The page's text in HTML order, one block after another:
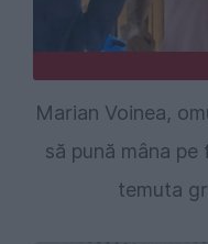
Marian Voinea,
să pună mâna
temuta